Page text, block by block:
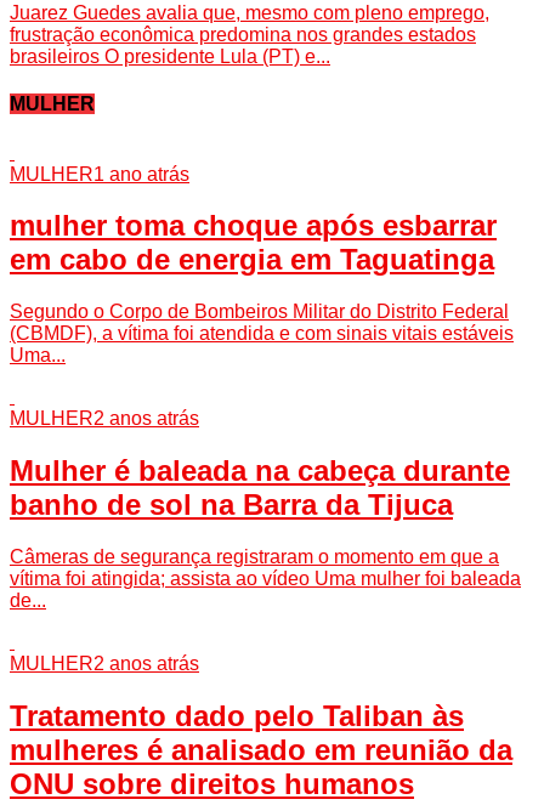
Juarez Guedes avalia que, mesmo com pleno emprego,
frustração econômica predomina nos grandes estados
brasileiros O presidente Lula (PT) e...
MULHER
MULHER1 ano atrás
mulher toma choque após esbarrar
em cabo de energia em Taguatinga
Segundo o Corpo de Bombeiros Militar do Distrito Federal
(CBMDF), a vítima foi atendida e com sinais vitais estáveis
Uma...
MULHER2 anos atrás
Mulher é baleada na cabeça durante
banho de sol na Barra da Tijuca
Câmeras de segurança registraram o momento em que a
vítima foi atingida; assista ao vídeo Uma mulher foi baleada
de...
MULHER2 anos atrás
Tratamento dado pelo Taliban às
mulheres é analisado em reunião da
ONU sobre direitos humanos